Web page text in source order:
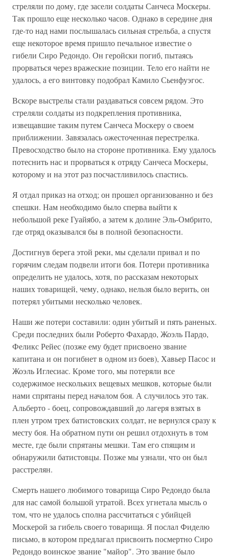
стреляли по дому, где засели солдаты Санчеса Москеры.
Так прошло еще несколько часов. Однако в середине дня
где-то над нами послышалась сильная стрельба, а спустя
еще некоторое время пришло печальное известие о
гибели Сиро Редондо. Он геройски погиб, пытаясь
прорваться через вражеские позиции. Тело его найти не
удалось, а его винтовку подобрал Камило Сьенфуэгос.
Вскоре выстрелы стали раздаваться совсем рядом. Это
стреляли солдаты из подкрепления противника,
извещавшие таким путем Санчеса Москеру о своем
приближении. Завязалась ожесточенная перестрелка.
Превосходство было на стороне противника. Ему удалось
потеснить нас и прорваться к отряду Санчеса Москеры,
которому и на этот раз посчастливилось спастись.
Я отдал приказ на отход; он прошел организованно и без
спешки. Нам необходимо было сперва выйти к
небольшой реке Гуайябо, а затем к долине Эль-Омбрито,
где отряд оказывался бы в полной безопасности.
Достигнув берега этой реки, мы сделали привал и по
горячим следам подвели итоги боя. Потери противника
определить не удалось, хотя, по рассказам некоторых
наших товарищей, чему, однако, нельзя было верить, он
потерял убитыми несколько человек.
Наши же потери составили: один убитый и пять раненых.
Среди последних были Роберто Фахардо, Жоэль Пардо,
Феликс Рейес (позже ему будет присвоено звание
капитана и он погибнет в одном из боев), Хавьер Пасос и
Жоэль Иглесиас. Кроме того, мы потеряли все
содержимое нескольких вещевых мешков, которые были
нами спрятаны перед началом боя. А случилось это так.
Альберто - боец, сопровождавший до лагеря взятых в
плен утром трех батистовских солдат, не вернулся сразу к
месту боя. На обратном пути он решил отдохнуть в том
месте, где были спрятаны мешки. Там его спящим и
обнаружили батистовцы. Позже мы узнали, что он был
расстрелян.
Смерть нашего любимого товарища Сиро Редондо была
для нас самой большой утратой. Всех угнетала мысль о
том, что не удалось сполна рассчитаться с убийцей
Москерой за гибель своего товарища. Я послал Фиделю
письмо, в котором предлагал присвоить посмертно Сиро
Редондо воинское звание "майор". Это звание было